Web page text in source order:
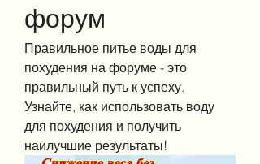
форум
Правильное питье воды для
похудения на форуме - это
правильный путь к успеху.
Узнайте, как использовать воду
для похудения и получить
наилучшие результаты!